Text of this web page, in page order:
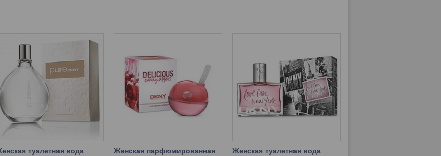
туалетная вода
Женская парфюмированная
Женская туалетная вода